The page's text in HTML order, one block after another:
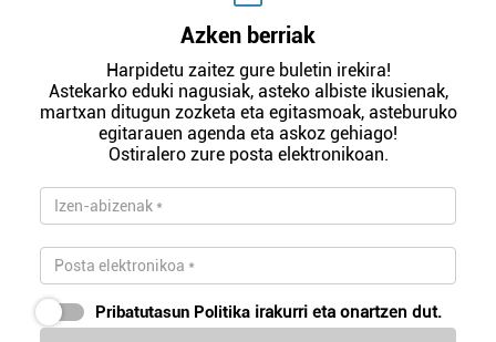
Azken berriak
Harpidetu zaitez gure buletin irekira!
Astekarko eduki nagusiak, asteko albiste ikusienak,
martxan ditugun zozketa eta egitasmoak, asteburuko
egitarauen agenda eta askoz gehiago!
Ostiralero zure posta elektronikoan.
Pribatutasun Politika irakurri eta onartzen dut.